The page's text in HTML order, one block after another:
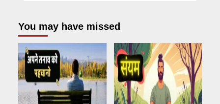
You may have missed